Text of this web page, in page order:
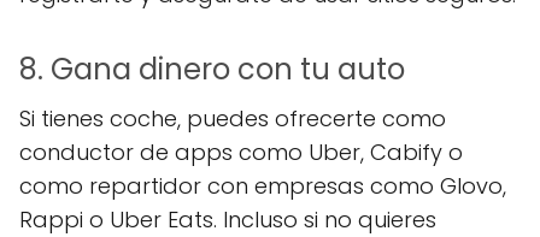
8. Gana dinero con tu auto
Si tienes coche, puedes ofrecerte como
conductor de apps como Uber, Cabify o
como repartidor con empresas como Glovo,
Rappi o Uber Eats. Incluso si no quieres